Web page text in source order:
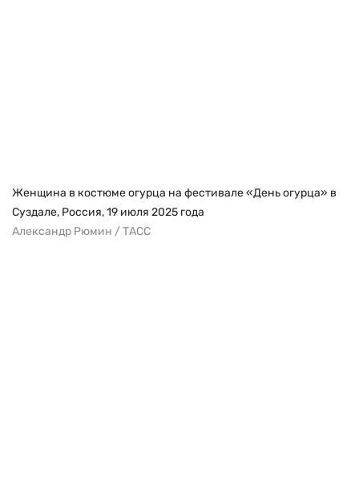
Женщина в костюме огурца на фестивале «День огурца» в
Суздале, Россия, 19 июля 2025 года
Александр Рюмин / ТАСС